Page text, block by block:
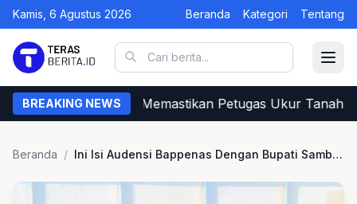
Kamis, 6 Agustus 2026 Beranda Kategori Tentang
BREAKING NEWS
Begini Cara Warga Memastikan Petugas Ukur Tanah
Beranda / Ini Isi Audensi Bappenas Dengan Bupati Sambas Satono